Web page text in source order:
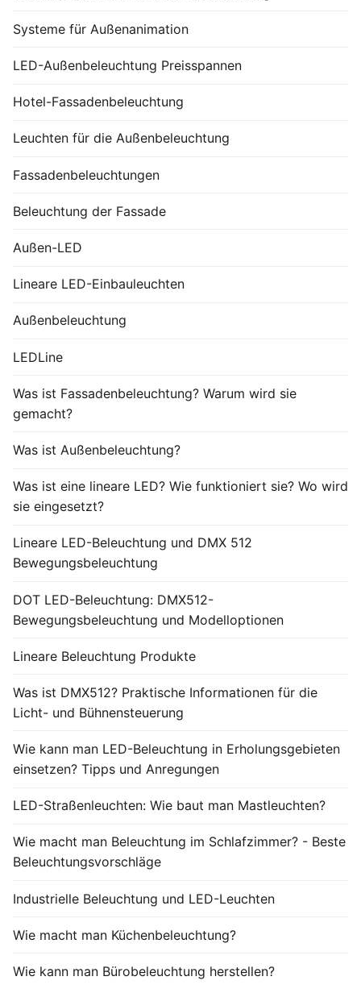
Systeme für Außenanimation
LED-Außenbeleuchtung Preisspannen
Hotel-Fassadenbeleuchtung
Leuchten für die Außenbeleuchtung
Fassadenbeleuchtungen
Beleuchtung der Fassade
Außen-LED
Lineare LED-Einbauleuchten
Außenbeleuchtung
LEDLine
Was ist Fassadenbeleuchtung? Warum wird sie
gemacht?
Was ist Außenbeleuchtung?
Was ist eine lineare LED? Wie funktioniert sie? Wo wird
sie eingesetzt?
Lineare LED-Beleuchtung und DMX 512
Bewegungsbeleuchtung
DOT LED-Beleuchtung: DMX512-
Bewegungsbeleuchtung und Modelloptionen
Lineare Beleuchtung Produkte
Was ist DMX512? Praktische Informationen für die
Licht- und Bühnensteuerung
Wie kann man LED-Beleuchtung in Erholungsgebieten
einsetzen? Tipps und Anregungen
LED-Straßenleuchten: Wie baut man Mastleuchten?
Wie macht man Beleuchtung im Schlafzimmer? - Beste
Beleuchtungsvorschläge
Industrielle Beleuchtung und LED-Leuchten
Wie macht man Küchenbeleuchtung?
Wie kann man Bürobeleuchtung herstellen?